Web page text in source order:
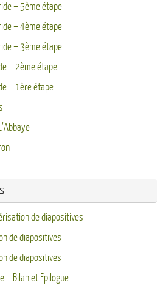
– 5ème étape
– 4ème étape
– 3ème étape
– 2ème étape
– 1ère étape
de diapositives
de diapositives
de diapositives
– Bilan et Epilogue